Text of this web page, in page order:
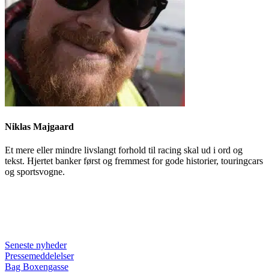
Niklas Majgaard
Et mere eller mindre livslangt forhold til racing skal ud i ord og
tekst. Hjertet banker først og fremmest for gode historier, touringcars
og sportsvogne.
Seneste nyheder
Pressemeddelelser
Bag Boxengasse